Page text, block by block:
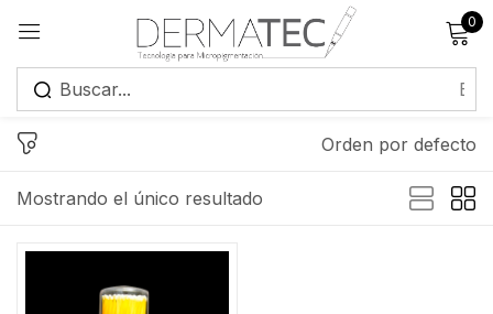
0
Mostrando el único resultado
Orden por defecto
Registrarse
Recuérdame
¿Has olvidado tu contraseña?